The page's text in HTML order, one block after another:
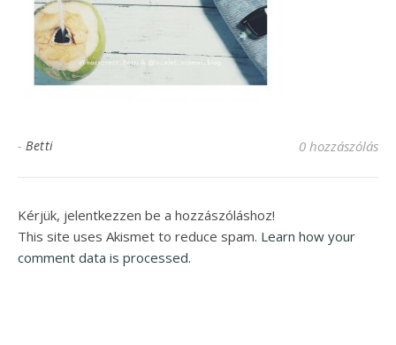
- Betti 0 hozzászólás
Kérjük, jelentkezzen be a hozzászóláshoz!
This site uses Akismet to reduce spam. Learn how your
comment data is processed.